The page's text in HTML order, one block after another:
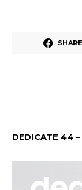
SHARE
DEDICATE 44 –